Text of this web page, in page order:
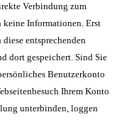
Verbindung zum
keine Informationen. Erst
entsprechenden
dort gespeichert. Sind Sie
Benutzerkonto
Ihrem Konto
unterbinden, loggen